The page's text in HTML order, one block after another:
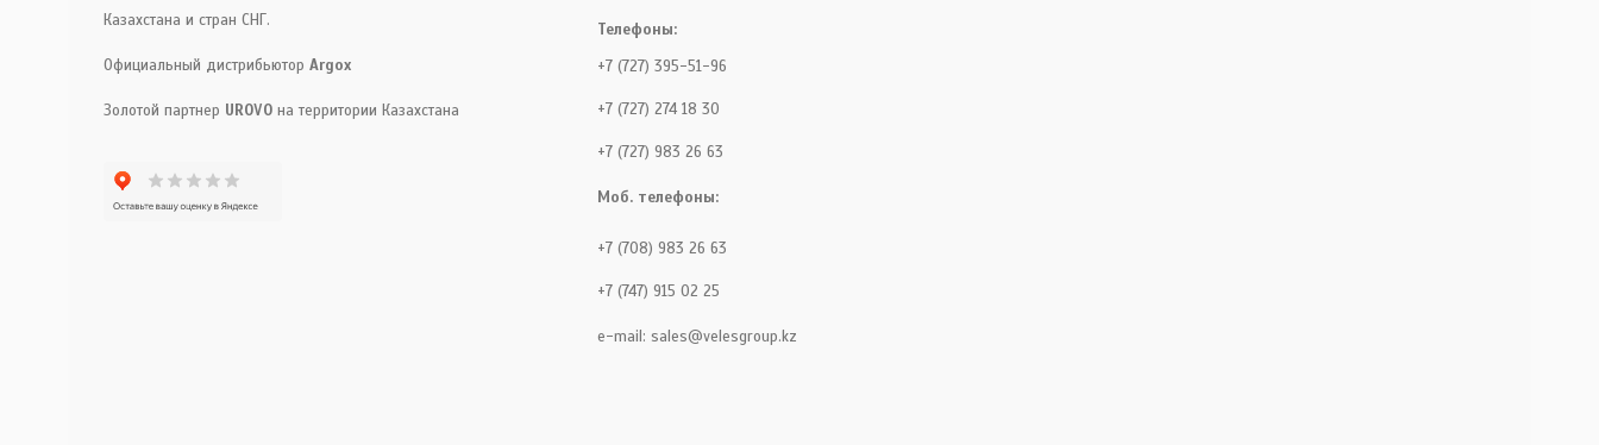
Казахстана и стран СНГ.
Официальный дистрибьютор Argox
Золотой партнер UROVO на территории Казахстана
Телефоны:
+7 (727) 395-51-96
+7 (727) 274 18 30
+7 (727) 983 26 63
Моб. телефоны:
+7 (708) 983 26 63
+7 (747) 915 02 25
e-mail: sales@velesgroup.kz